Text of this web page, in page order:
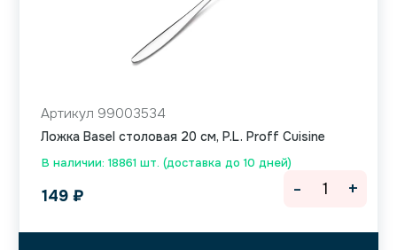
В наличии: 18861 шт. (доставка до 10 дней)
Артикул 99003534
Ложка Basel столовая 20 см, P.L. Proff Cuisine
149 ₽ - +